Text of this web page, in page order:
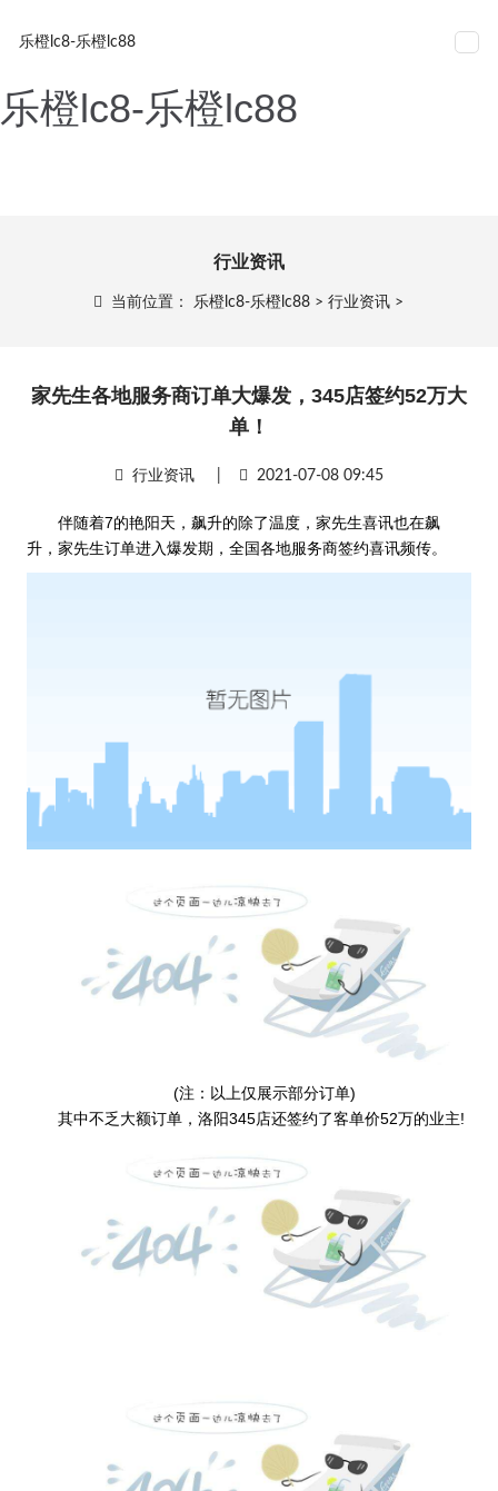
家先生各地服务商订单大爆
发，345店签约52万大单！-
乐橙lc8-乐橙lc88
乐橙lc8-乐橙lc88
行业资讯
当前位置： 乐橙lc8-乐橙lc88 >行业资讯 >
家先生各地服务商订单大爆发，345店签约52万大
单！
行业资讯| 2021-07-08 09:45
伴随着7的艳阳天，飙升的除了温度，家先生喜讯也在飙
升，家先生订单进入爆发期，全国各地服务商签约喜讯频传。
(注：以上仅展示部分订单)
其中不乏大额订单，洛阳345店还签约了客单价52万的业主!